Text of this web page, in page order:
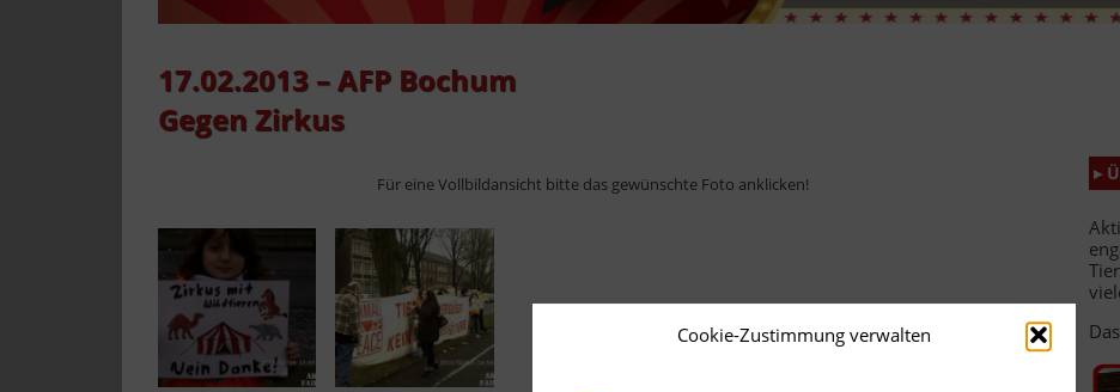
Cookie-Zustimmung verwalten
17.02.2013 – AFP Bochum
Gegen Zirkus
Für eine Vollbildansicht bitte das gewünschte Foto anklicken! ▸